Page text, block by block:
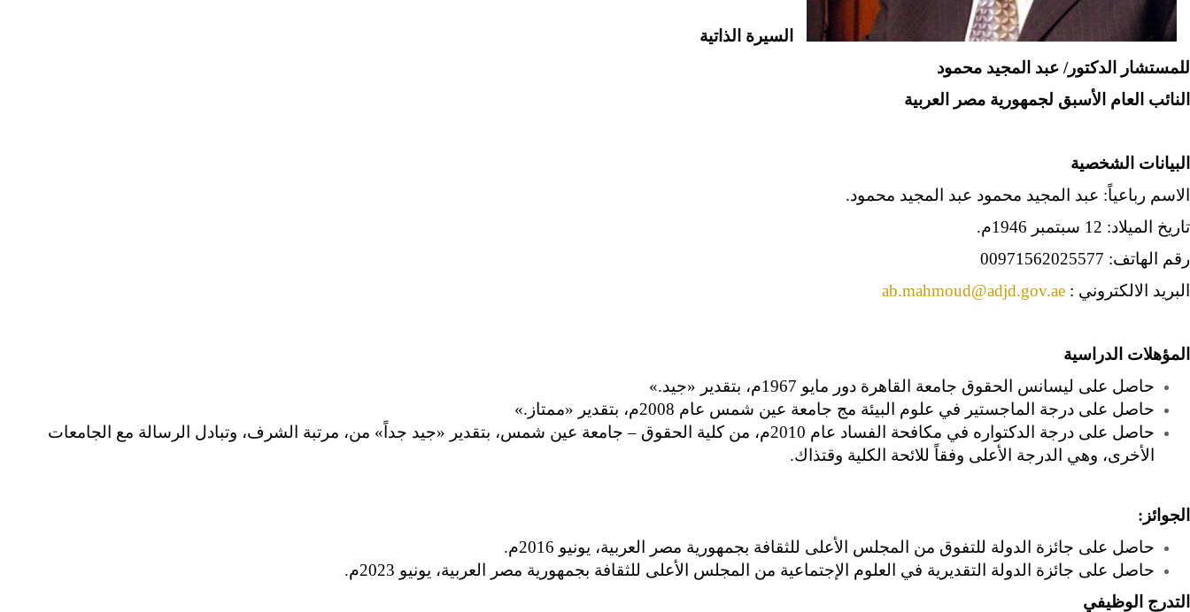
السيرة الذاتية
للمستشار الدكتور/ عبد المجيد محمود
النائب العام الأسبق لجمهورية مصر العربية
البيانات الشخصية
الاسم رباعياً: عبد المجيد محمود عبد المجيد محمود.
تاريخ الميلاد: 12 سبتمبر 1946م.
رقم الهاتف: 00971562025577
البريد الالكتروني : ab.mahmoud@adjd.gov.ae
المؤهلات الدراسية
حاصل على ليسانس الحقوق جامعة القاهرة دور مايو 1967م، بتقدير «جيد.»
حاصل على درجة الماجستير في علوم البيئة مج جامعة عين شمس عام 2008م، بتقدير «ممتاز.»
حاصل على درجة الدكتواره في مكافحة الفساد عام 2010م، من كلية الحقوق – جامعة عين شمس، بتقدير «جيد جداً» من، مرتبة الشرف، وتبادل الرسالة مع الجامعات
الأخرى، وهي الدرجة الأعلى وفقاً للائحة الكلية وقتذاك.
الجوائز:
حاصل على جائزة الدولة للتفوق من المجلس الأعلى للثقافة بجمهورية مصر العربية، يونيو 2016م.
حاصل على جائزة الدولة التقديرية في العلوم الإجتماعية من المجلس الأعلى للثقافة بجمهورية مصر العربية، يونيو 2023م.
التدرج الوظيفي